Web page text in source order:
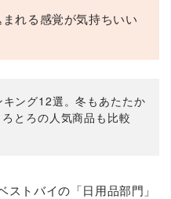
れる感覚が気持ちいい
ング12選。冬もあたたか
とろの人気商品も比較
トバイの「日用品部門」